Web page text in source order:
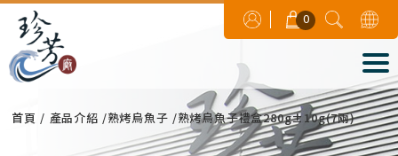
0
首頁 產品介紹 熟烤烏魚子 熟烤烏魚子禮盒280g±10g(7兩)